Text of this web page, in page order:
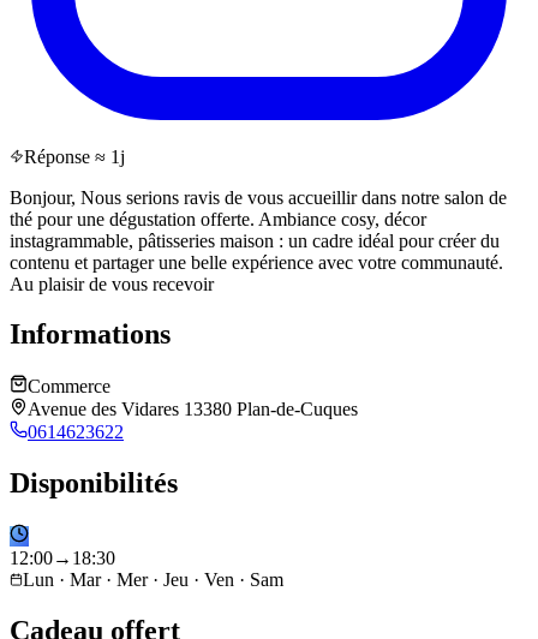
Réponse ≈ 1j
Bonjour, Nous serions ravis de vous accueillir dans notre salon de
thé pour une dégustation offerte. Ambiance cosy, décor
instagrammable, pâtisseries maison : un cadre idéal pour créer du
contenu et partager une belle expérience avec votre communauté.
Au plaisir de vous recevoir
Informations
Commerce
Avenue des Vidares 13380 Plan-de-Cuques
0614623622
Disponibilités
12:00→ 18:30
Lun · Mar · Mer · Jeu · Ven · Sam
Cadeau offert